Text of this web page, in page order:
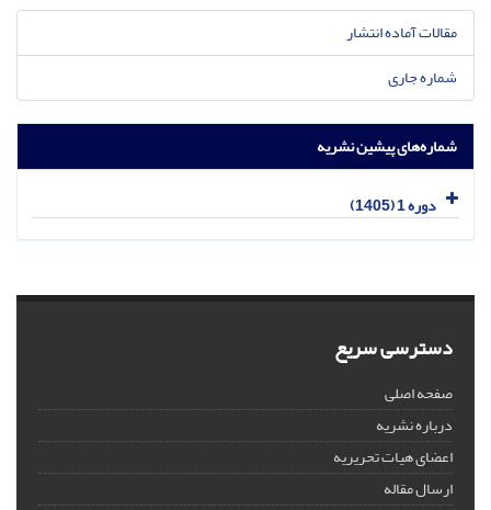
مقالات آماده انتشار
شماره جاری
شماره‌های پیشین نشریه
دوره 1 (1405)
دسترسی سریع
صفحه اصلی
درباره نشریه
اعضای هیات تحریریه
ارسال مقاله